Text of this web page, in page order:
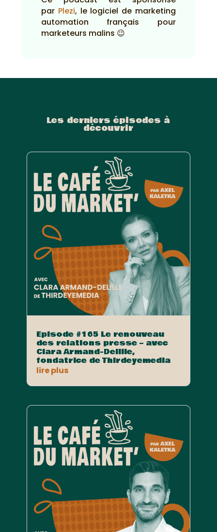
par Plezi, le logiciel de marketing
automation français pour
marketeurs malins 😉
Les derniers épisodes à
découvrir
Episode #165 Le renouveau
des relations presse – avec
Clara Armand-Delille,
fondatrice de Thirdeyemedia
lire plus